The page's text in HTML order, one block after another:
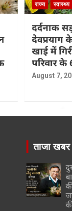
राज्य
स्वास्थ्य
दर्दनाक
देवप्रयाग
खाई में
परिवार
August 7,
ताजा खबर